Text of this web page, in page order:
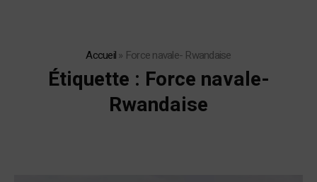
Accueil» Force navale- Rwandaise
Étiquette : Force navale-
Rwandaise